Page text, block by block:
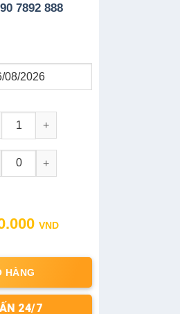
7892 888
Sài Gòn 1 Ngày: Hồ Chí Minh - Địa
+
VND.
VND
VND.
HÀNG
24/7